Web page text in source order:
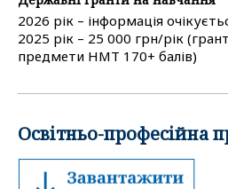
2026 рік – інформація
2025 рік – 25 000 грн/рік
предмети НМТ 170+ балів)
Освітньо-професійна